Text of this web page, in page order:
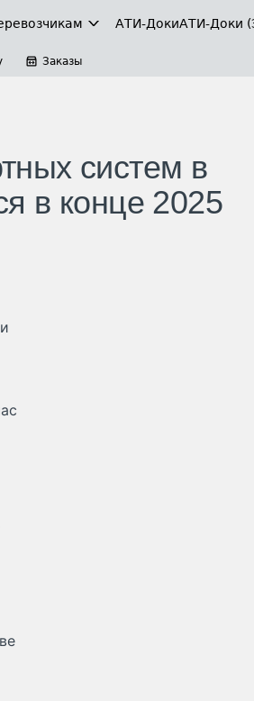
АТИ-ДокиАТИ-Доки
Заказы
систем в
в конце 2025